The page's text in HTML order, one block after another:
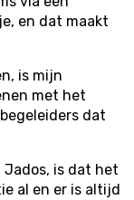
en dat maakt
is mijn
met het
dat
Jados, is dat het
al en er is altijd